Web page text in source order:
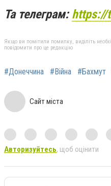
Та телеграм:https://
Якщо ви помітили помилку, виділіть
повідомити про це редакцію
#Донеччина #Війна #Бахмут
Сайт міста
Авторизуйтесь, щоб оцінити